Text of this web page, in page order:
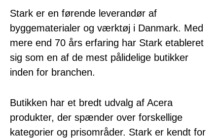
Stark er en førende leverandør af
byggematerialer og værktøj i Danmark. Med
mere end 70 års erfaring har Stark etableret
sig som en af de mest pålidelige butikker
inden for branchen.
Butikken har et bredt udvalg af Acera
produkter, der spænder over forskellige
kategorier og prisområder. Stark er kendt for